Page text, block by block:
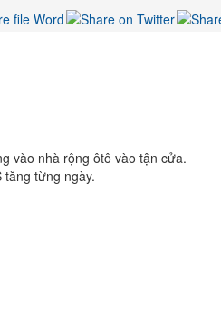
vào nhà rộng ôtô vào tận cửa.
tăng từng ngày.